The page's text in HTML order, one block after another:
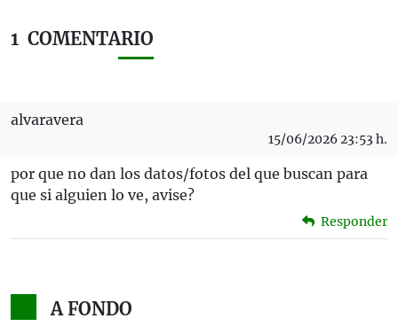
1 COMENTARIO
alvaravera
15/06/2026 23:53 h.
por que no dan los datos/fotos del que buscan para
que si alguien lo ve, avise?
Responder
A FONDO